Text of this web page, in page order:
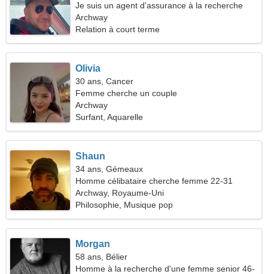
Je suis un agent d'assurance à la recherche
d'une belle femme
Archway
Relation à court terme
Olivia
30 ans, Cancer
Femme cherche un couple
Archway
Surfant, Aquarelle
Shaun
34 ans, Gémeaux
Homme célibataire cherche femme 22-31
Archway, Royaume-Uni
Philosophie, Musique pop
Morgan
58 ans, Bélier
Homme à la recherche d'une femme senior 46-